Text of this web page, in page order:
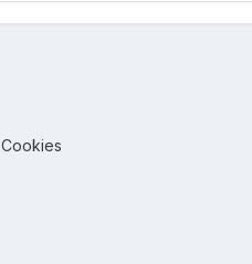
Cookies